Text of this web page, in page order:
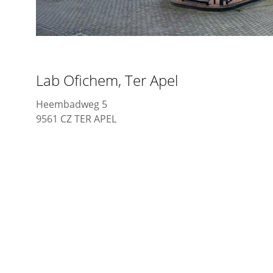
Lab Ofichem, Ter Apel
Heembadweg 5
9561 CZ TER APEL